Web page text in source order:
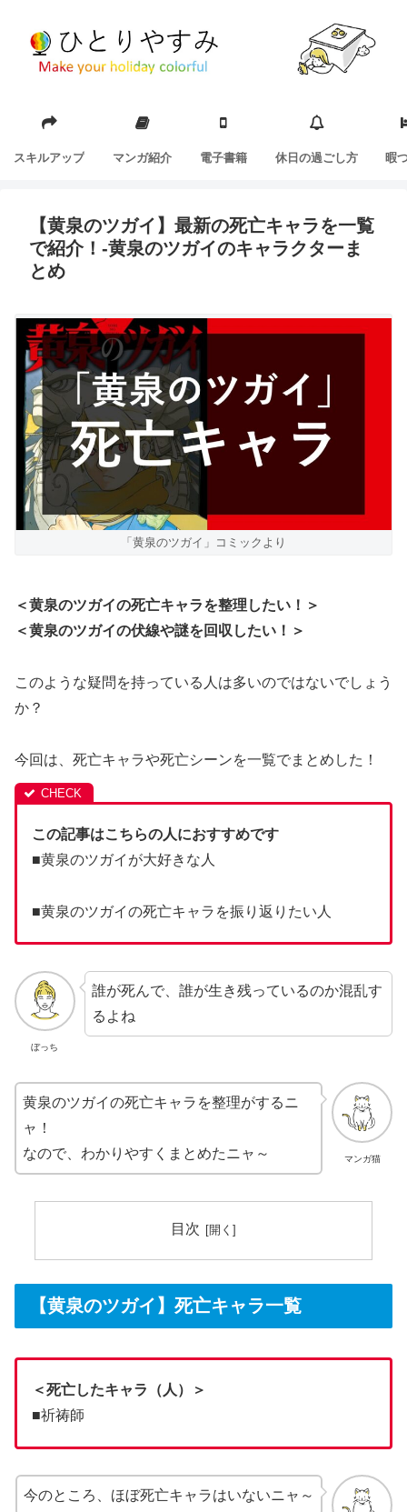
スキルアップ マンガ紹介 電子書籍 休日の過ごし方 暇
【黄泉のツガイ】最新の死亡キャラを一覧
で紹介！-黄泉のツガイのキャラクターま
とめ
「黄泉のツガイ」コミックより
＜黄泉のツガイの死亡キャラを整理したい！＞
＜黄泉のツガイの伏線や謎を回収したい！＞
このような疑問を持っている人は多いのではないでしょう
か？
今回は、死亡キャラや死亡シーンを一覧でまとめした！
この記事はこちらの人におすすめです
■黄泉のツガイが大好きな人
■黄泉のツガイの死亡キャラを振り返りたい人
ぼっち
誰が死んで、誰が生き残っているのか混乱す
るよね
マンガ猫
黄泉のツガイの死亡キャラを整理がするニ
ャ！
なので、わかりやすくまとめたニャ～
目次
【黄泉のツガイ】死亡キャラ一覧
＜死亡したキャラ（人）＞
■祈祷師
今のところ、ほぼ死亡キャラはいないニャ～